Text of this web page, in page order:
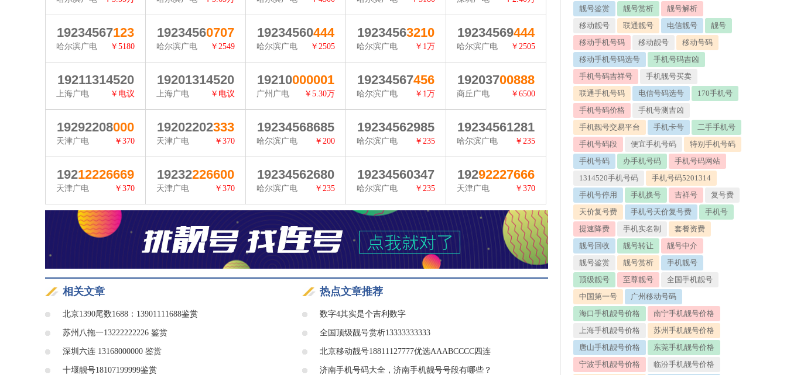
19234567123
哈尔滨广电 ￥5180
19234560707
哈尔滨广电 ￥2549
19234560444
哈尔滨广电 ￥2505
19234563210
哈尔滨广电 ￥1万
19234569444
哈尔滨广电 ￥2505
19211314520
上海广电 ￥电议
19201314520
上海广电 ￥电议
19210000001
广州广电 ￥5.30万
19234567456
哈尔滨广电 ￥1万
19203700888
商丘广电 ￥6500
19292208000
天津广电 ￥370
19202202333
天津广电 ￥370
19234568685
哈尔滨广电 ￥200
19234562985
哈尔滨广电 ￥235
19234561281
哈尔滨广电 ￥235
19212226669
天津广电 ￥370
查看详情
19232226600
天津广电 ￥370
19234562680
哈尔滨广电 ￥235
19234560347
哈尔滨广电 ￥235
查看详情
19292227666
天津广电 ￥370
查看详情
相关文章
北京1390尾数1688：13901111688鉴赏
苏州八拖一13222222226 鉴赏
深圳六连 13168000000 鉴赏
十堰靓号18107199999鉴赏
热点文章推荐
数字4其实是个吉利数字
全国顶级靓号赏析13333333333
北京移动靓号18811127777优选AAABCCCC四连
济南手机号码大全，济南手机靓号号段有哪些？
靓号鉴赏 靓号赏析
靓号解析
移动靓号
联通靓号 电信靓号
靓号
移动手机号码
移动靓号
移动号码
移动手机号码选号
手机号码吉凶
手机号码吉祥号
手机靓号买卖
联通手机号码
电信号码选号
170手机号
手机号码价格
手机号测吉凶
手机靓号交易平台
手机卡号
二手手机号
手机号码段
便宜手机号码
特别手机号码
手机号码
办手机号码
手机号码网站
1314520手机号码
手机号码5201314
手机号停用
手机换号 吉祥号
复号费
天价复号费
手机号天价复号费
手机号
提速降费
手机实名制
套餐资费
靓号回收
靓号转让
靓号中介
靓号鉴赏
靓号赏析
手机靓号
顶级靓号
至尊靓号
全国手机靓号
中国第一号
广州移动号码
海口手机靓号价格
南宁手机靓号价格
上海手机靓号价格
苏州手机靓号价格
唐山手机靓号价格
东莞手机靓号价格
宁波手机靓号价格
临汾手机靓号价格